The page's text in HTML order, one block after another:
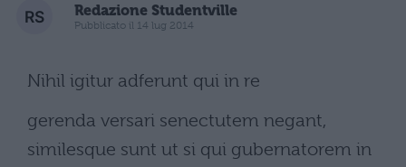
Redazione Studentville
Pubblicato il 14 lug 2014
Nihil igitur adferunt qui in re
gerenda versari senectutem negant,
similesque sunt ut si qui gubernatorem in